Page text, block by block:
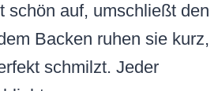
schön auf, umschließt den
Backen ruhen sie kurz,
schmilzt. Jeder